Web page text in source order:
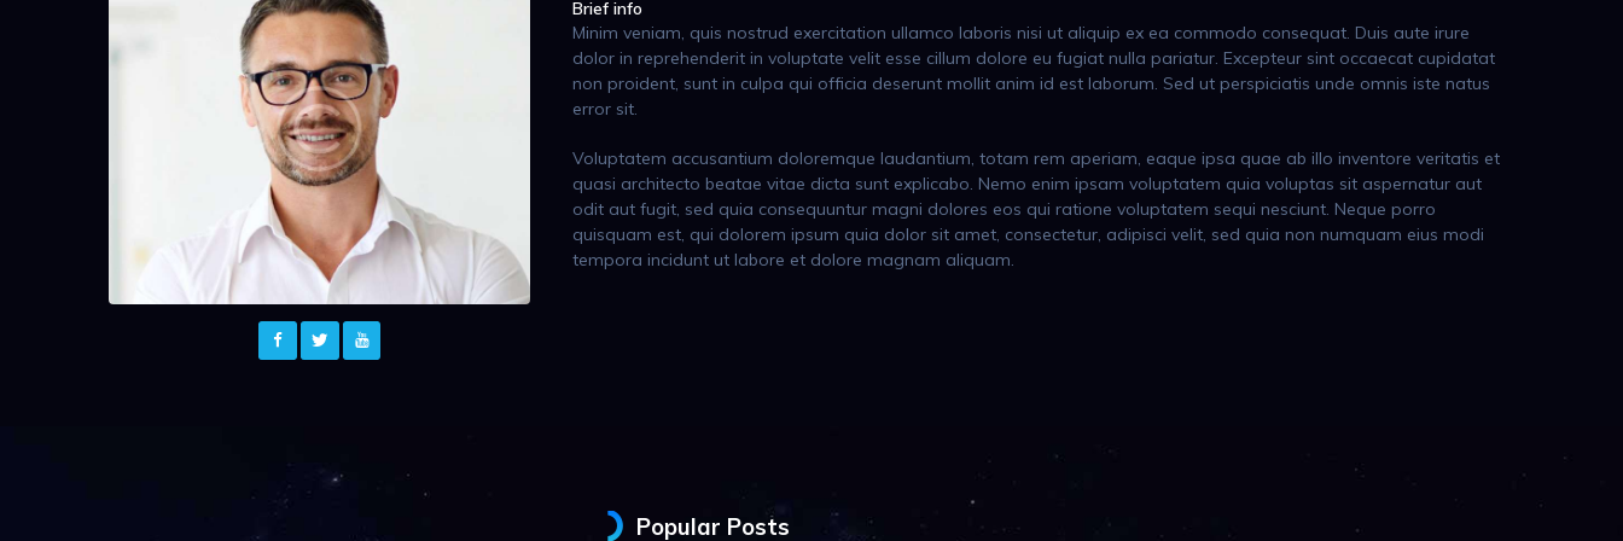
Brief info
Minim veniam, quis nostrud exercitation ullamco laboris nisi ut aliquip ex ea commodo consequat. Duis aute irure
dolor in reprehenderit in voluptate velit esse cillum dolore eu fugiat nulla pariatur. Excepteur sint occaecat cupidatat
non proident, sunt in culpa qui officia deserunt mollit anim id est laborum. Sed ut perspiciatis unde omnis iste natus
error sit.
Voluptatem accusantium doloremque laudantium, totam rem aperiam, eaque ipsa quae ab illo inventore veritatis et
quasi architecto beatae vitae dicta sunt explicabo. Nemo enim ipsam voluptatem quia voluptas sit aspernatur aut
odit aut fugit, sed quia consequuntur magni dolores eos qui ratione voluptatem sequi nesciunt. Neque porro
quisquam est, qui dolorem ipsum quia dolor sit amet, consectetur, adipisci velit, sed quia non numquam eius modi
tempora incidunt ut labore et dolore magnam aliquam.
Popular Posts